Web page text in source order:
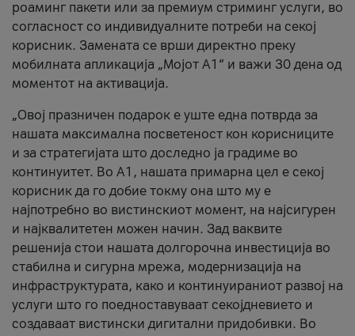
роаминг пакети или за премиум стриминг услуги, во
согласност со индивидуалните потреби на секој
корисник. Замената се врши директно преку
мобилната апликација „Мојот А1“ и важи 30 дена од
моментот на активација.
„Овој празничен подарок е уште една потврда за
нашата максимална посветеност кон корисниците
и за стратегијата што доследно ја градиме во
континуитет. Во А1, нашата примарна цел е секој
корисник да го добие токму она што му е
најпотребно во вистинскиот момент, на најсигурен
и најквалитетен можен начин. Зад ваквите
решенија стои нашата долгорочна инвестиција во
стабилна и сигурна мрежа, модернизација на
инфраструктурата, како и континуираниот развој на
услуги што го поедноставуваат секојдневието и
создаваат вистински дигитални придобивки. Во